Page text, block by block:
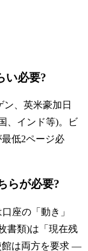
い必要?
、英米豪加日
、インド等)。ビ
低2ページ必
らが必要?
座の「動き」
書類)は「現在残
館は両方を要求 —